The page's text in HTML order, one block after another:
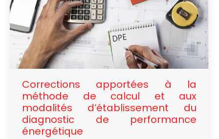
Corrections apportées à la
méthode de calcul et aux
modalités d’établissement du
diagnostic de performance
énergétique